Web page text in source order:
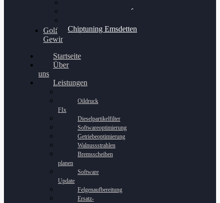
Chiptuning Schüttorf
Chiptuning Emsdetten
Golf
Gewinnspiel
Startseite
Über
uns
Leistungen
Oildruck
FIx
Dieselpartikelfilter
Softwareoptimierung
Getriebeoptimierung
Walnussstrahlen
Bremsscheiben
planen
Software
Update
Felgenaufbereitung
Ersatz-